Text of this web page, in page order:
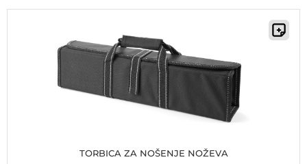
TORBICA ZA NOŠENJE NOŽEVA